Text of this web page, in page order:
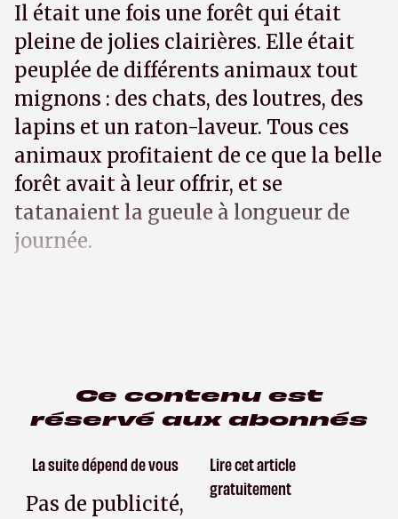
Il était une fois une forêt qui était
pleine de jolies clairières. Elle était
peuplée de différents animaux tout
mignons : des chats, des loutres, des
lapins et un raton-laveur. Tous ces
animaux profitaient de ce que la belle
forêt avait à leur offrir, et se
tatanaient la gueule à longueur de
journée.
Ce contenu est
réservé aux abonnés
La suite dépend de vous
Pas de publicité,
Lire cet article
gratuitement